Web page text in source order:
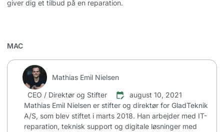
giver dig et tilbud på en reparation.
MAC
Mathias Emil Nielsen
CEO / Direktør og Stifter
august 10, 2021
Mathias Emil Nielsen er stifter og direktør for GladTeknik
A/S, som blev stiftet i marts 2018. Han arbejder med IT-
reparation, teknisk support og digitale løsninger med